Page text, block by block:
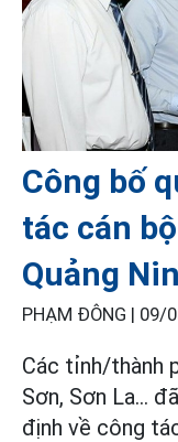
Công bố
tác cán
Quảng
PHẠM ĐÔNG | 09/
Các tỉnh/thành
Sơn, Sơn La...
định về công